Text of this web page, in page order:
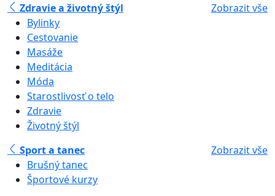
Zdravie a životný štýl
Zobrazit vše
Bylinky
Cestovanie
Masáže
Meditácia
Móda
Starostlivosť o telo
Zdravie
Životný štýl
Sport a tanec
Zobrazit vše
Brušný tanec
Športové kurzy